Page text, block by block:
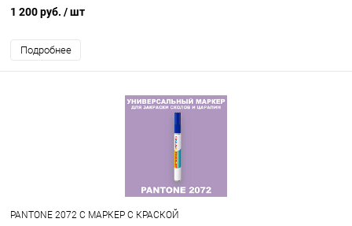
1 200 руб. / шт
Подробнее
PANTONE 2072 C МАРКЕР С КРАСКОЙ